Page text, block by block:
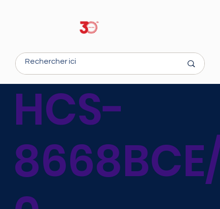
HCS-